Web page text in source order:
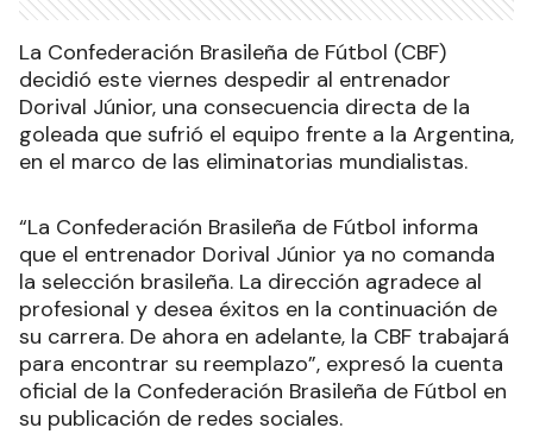
La Confederación Brasileña de Fútbol (CBF)
decidió este viernes despedir al entrenador
Dorival Júnior, una consecuencia directa de la
goleada que sufrió el equipo frente a la Argentina,
en el marco de las eliminatorias mundialistas.
“La Confederación Brasileña de Fútbol informa
que el entrenador Dorival Júnior ya no comanda
la selección brasileña. La dirección agradece al
profesional y desea éxitos en la continuación de
su carrera. De ahora en adelante, la CBF trabajará
para encontrar su reemplazo”, expresó la cuenta
oficial de la Confederación Brasileña de Fútbol en
su publicación de redes sociales.